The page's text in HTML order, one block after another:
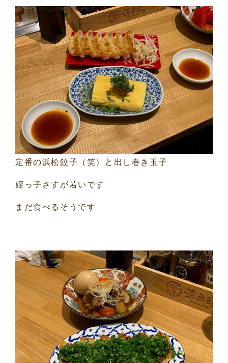
定番の浜松餃子（笑）と出し巻き玉子
姪っ子さすが若いです
まだ食べるそうです